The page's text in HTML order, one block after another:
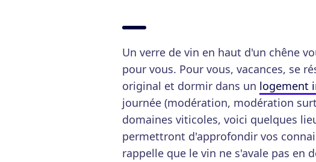
Un verre de vin en haut d'un chêne
pour vous. Pour vous, vacances, se
original et dormir dans un logement
journée (modération, modération
domaines viticoles, voici quelques
permettront d'approfondir vos
rappelle que le vin ne s'avale pas en